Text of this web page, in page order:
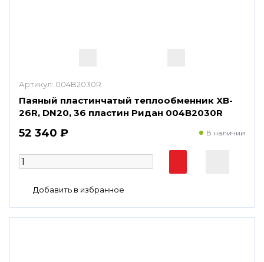
Артикул: 004B2030R
Паяный пластинчатый теплообменник XB-
26R, DN20, 36 пластин Ридан 004B2030R
52 340 ₽ В наличии